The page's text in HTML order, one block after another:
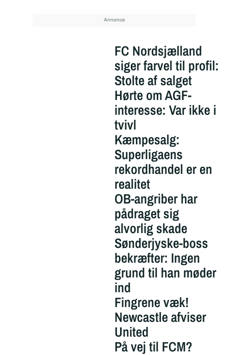
FC Nordsjælland
siger farvel til profil:
Stolte af salget
Hørte om AGF-
interesse: Var ikke i
tvivl
Kæmpesalg:
Superligaens
rekordhandel er en
realitet
OB-angriber har
pådraget sig
alvorlig skade
Sønderjyske-boss
bekræfter: Ingen
grund til han møder
ind
Fingrene væk!
Newcastle afviser
United
På vej til FCM?